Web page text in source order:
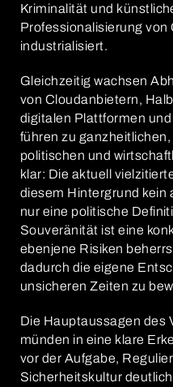
Kriminalität und
Professionalisierung von
industrialisiert.
Gleichzeitig wachsen
von Cloudanbietern,
digitalen Plattformen
führen zu
politischen und
klar: Die aktuell
diesem Hintergrund kein
nur eine politische
Souveränität ist eine
ebenjene Risiken
dadurch die eigene
unsicheren Zeiten zu
Die Hauptaussagen des
münden in eine klare
vor der Aufgabe,
Sicherheitskultur